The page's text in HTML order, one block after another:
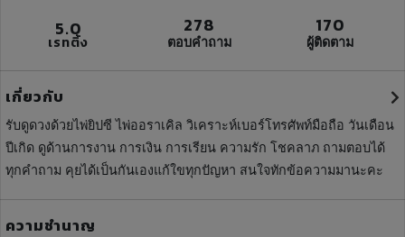
5.0
เรทติ้ง
278
ตอบคำถาม
170
ผู้ติดตาม
เกี่ยวกับ
รับดูดวงด้วยไพ่ยิปซี ไพ่ออราเคิล วิเคราะห์เบอร์โทรศัพท์มือถือ วันเดือน
ปีเกิด ดูด้านการงาน การเงิน การเรียน ความรัก โชคลาภ ถามตอบได้
ทุกคำถาม คุยได้เป็นกันเองแก้ใขทุกปัญหา สนใจทักข้อความมานะคะ
ความชำนาญ